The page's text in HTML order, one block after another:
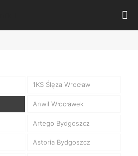
1KS Ślęza Wrocław
Anwil Włocławek
Artego Bydgoszcz
Astoria Bydgoszcz